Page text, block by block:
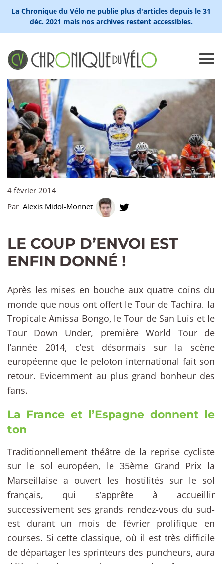
La Chronique du Vélo ne publie plus d'articles depuis le 31
déc. 2021 mais nos archives restent accessibles.
4 février 2014
Par Alexis Midol-Monnet
LE COUP D’ENVOI EST
ENFIN DONNÉ !
Après les mises en bouche aux quatre coins du
monde que nous ont offert le Tour de Tachira, la
Tropicale Amissa Bongo, le Tour de San Luis et le
Tour Down Under, première World Tour de
l’année 2014, c’est désormais sur la scène
européenne que le peloton international fait son
retour. Evidemment au plus grand bonheur des
fans.
La France et l’Espagne donnent le
ton
Traditionnellement théâtre de la reprise cycliste
sur le sol européen, le 35ème Grand Prix la
Marseillaise a ouvert les hostilités sur le sol
français, qui s’apprête à accueillir
successivement ses grands rendez-vous du sud-
est durant un mois de février prolifique en
courses. Si cette classique, où il est très difficile
de départager les sprinteurs des puncheurs, aura